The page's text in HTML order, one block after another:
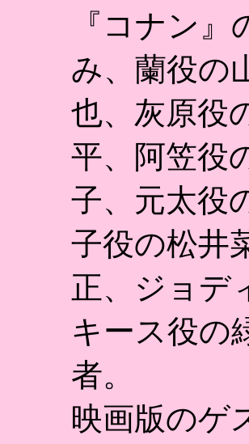
『コナン
み、蘭役の
也、灰原役
平、阿笠役
子、元太役
子役の松井
正、ジョデ
キース役の
者。
映画版のゲ